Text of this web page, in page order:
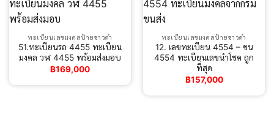
ทะเบียนเลขมงคลป้ายขาวดำ
51.ทะเบียนรถ 4455 ทะเบียน
มงคล วฬ 4455 พร้อมส่งมอบ
฿169,000
ทะเบียนเลขมงคลป้ายขาวดำ
12. เลขทะเบียน 4554 – ขน
4554 ทะเบียนเลขนำโชค ถูก
ที่สุด
฿157,000